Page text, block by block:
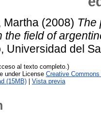
Martha (2008) The
the field of
Universidad del
al texto completo.)
under License Creative
(15MB)
Vista previa